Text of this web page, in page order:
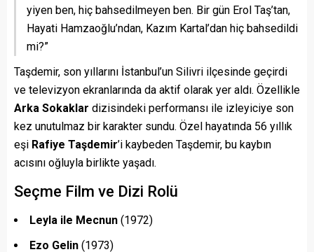
yiyen ben, hiç bahsedilmeyen ben. Bir gün Erol Taş’tan,
Hayati Hamzaoğlu’ndan, Kazım Kartal’dan hiç bahsedildi
mi?”
Taşdemir, son yıllarını İstanbul’un Silivri ilçesinde geçirdi
ve televizyon ekranlarında da aktif olarak yer aldı. Özellikle
Arka Sokaklar dizisindeki performansı ile izleyiciye son
kez unutulmaz bir karakter sundu. Özel hayatında 56 yıllık
eşi Rafiye Taşdemir’i kaybeden Taşdemir, bu kaybın
acısını oğluyla birlikte yaşadı.
Seçme Film ve Dizi Rolü
Leyla ile Mecnun (1972)
Ezo Gelin (1973)